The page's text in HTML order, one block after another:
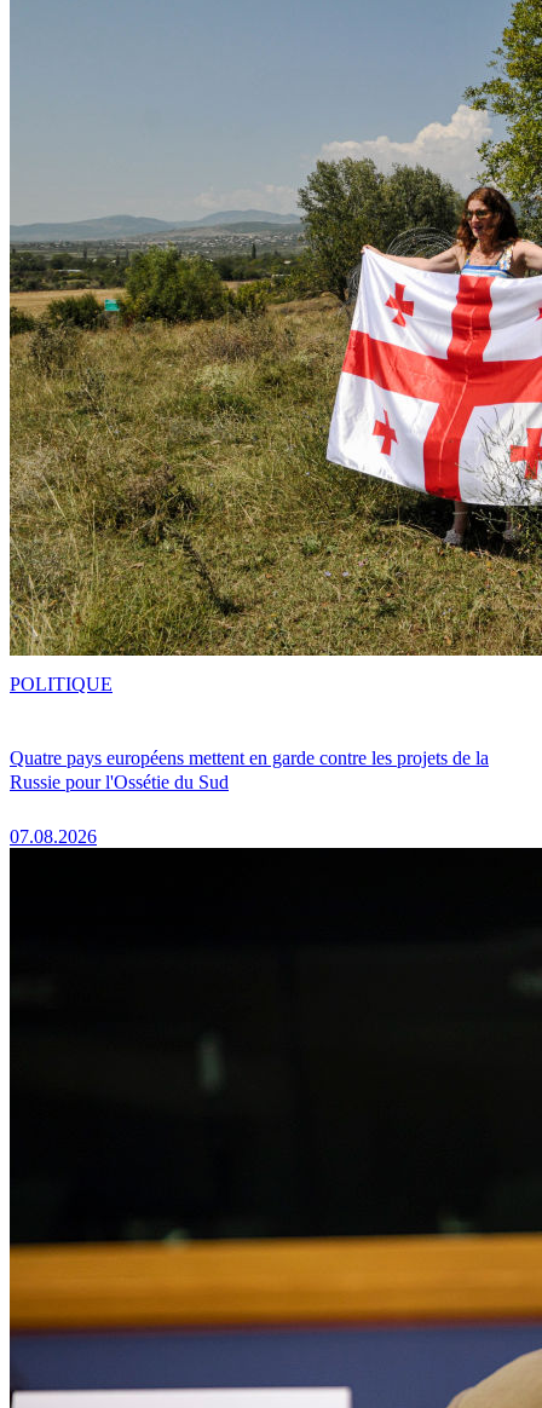
Quatre pays européens mettent en garde contre les projets de la
Russie pour l'Ossétie du Sud
07.08.2026
POLITIQUE